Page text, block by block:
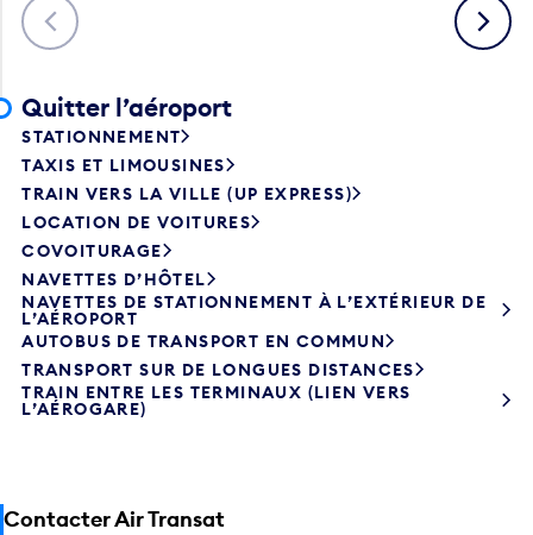
Précédent Suivant
Quitter l’aéroport
STATIONNEMENT
TAXIS ET LIMOUSINES
TRAIN VERS LA VILLE (UP EXPRESS)
LOCATION DE VOITURES
COVOITURAGE
NAVETTES D’HÔTEL
NAVETTES DE STATIONNEMENT À L’EXTÉRIEUR DE
L’AÉROPORT
AUTOBUS DE TRANSPORT EN COMMUN
TRANSPORT SUR DE LONGUES DISTANCES
TRAIN ENTRE LES TERMINAUX (LIEN VERS
L’AÉROGARE)
Contacter Air Transat